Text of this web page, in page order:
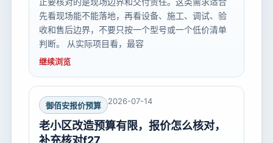
先看现场能不能落地，再看设备、施工、调试、验
收和售后边界，不要只按一个型号或一个低价清单
判断。 从实际项目看，最容
继续浏览
御佰安报价预算 2026-07-14
老小区改造预算有限，报价怎么核对，
补充核对f27